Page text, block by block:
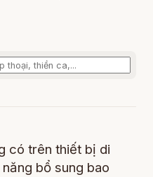
có trên thiết bị di
bổ sung bao